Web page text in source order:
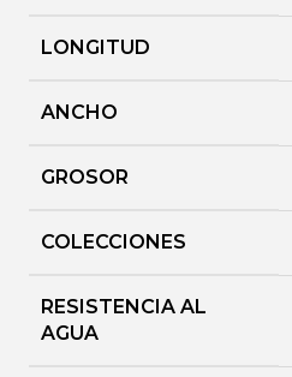
LONGITUD
ANCHO
GROSOR
COLECCIONES
RESISTENCIA AL
AGUA